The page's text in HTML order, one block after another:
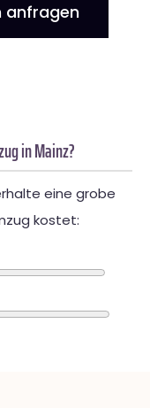
anfragen
in Mainz?
eine grobe
kostet: